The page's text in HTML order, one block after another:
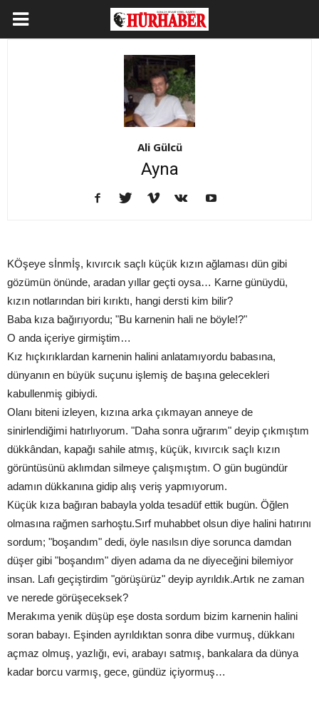
Ali Gülcü
Ayna
KÖşeye sİnmİş, kıvırcık saçlı küçük kızın ağlaması dün gibi
gözümün önünde, aradan yıllar geçti oysa… Karne günüydü,
kızın notlarından biri kırıktı, hangi dersti kim bilir?
Baba kıza bağırıyordu; "Bu karnenin hali ne böyle!?"
O anda içeriye girmiştim…
Kız hıçkırıklardan karnenin halini anlatamıyordu babasına,
dünyanın en büyük suçunu işlemiş de başına gelecekleri
kabullenmiş gibiydi.
Olanı biteni izleyen, kızına arka çıkmayan anneye de
sinirlendiğimi hatırlıyorum. "Daha sonra uğrarım" deyip çıkmıştım
dükkândan, kapağı sahile atmış, küçük, kıvırcık saçlı kızın
görüntüsünü aklımdan silmeye çalışmıştım. O gün bugündür
adamın dükkanına gidip alış veriş yapmıyorum.
Küçük kıza bağıran babayla yolda tesadüf ettik bugün. Öğlen
olmasına rağmen sarhoştu.Sırf muhabbet olsun diye halini hatırını
sordum; "boşandım" dedi, öyle nasılsın diye sorunca damdan
düşer gibi "boşandım" diyen adama da ne diyeceğini bilemiyor
insan. Lafı geçiştirdim "görüşürüz" deyip ayrıldık.Artık ne zaman
ve nerede görüşeceksek?
Merakıma yenik düşüp eşe dosta sordum bizim karnenin halini
soran babayı. Eşinden ayrıldıktan sonra dibe vurmuş, dükkanı
açmaz olmuş, yazlığı, evi, arabayı satmış, bankalara da dünya
kadar borcu varmış, gece, gündüz içiyormuş…